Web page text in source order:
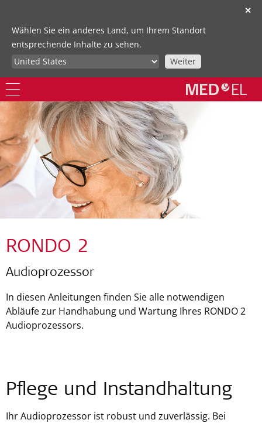
✕
Wählen Sie ein anderes Land, um Ihrem Standort
entsprechende Inhalte zu sehen.
Weiter
RONDO 2
Audioprozessor
In diesen Anleitungen finden Sie alle notwendigen
Abläufe zur Handhabung und Wartung Ihres RONDO 2
Audioprozessors.
Pflege und Instandhaltung
Ihr Audioprozessor ist robust und zuverlässig. Bei